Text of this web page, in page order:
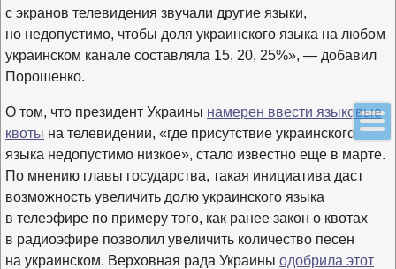
с экранов телевидения звучали другие языки,
но недопустимо, чтобы доля украинского языка на любом
украинском канале составляла 15, 20, 25%», — добавил
Порошенко.
О том, что президент Украины намерен ввести языковые
квоты на телевидении, «где присутствие украинского
языка недопустимо низкое», стало известно еще в марте.
По мнению главы государства, такая инициатива даст
возможность увеличить долю украинского языка
в телеэфире по примеру того, как ранее закон о квотах
в радиоэфире позволил увеличить количество песен
на украинском. Верховная рада Украины одобрила этот